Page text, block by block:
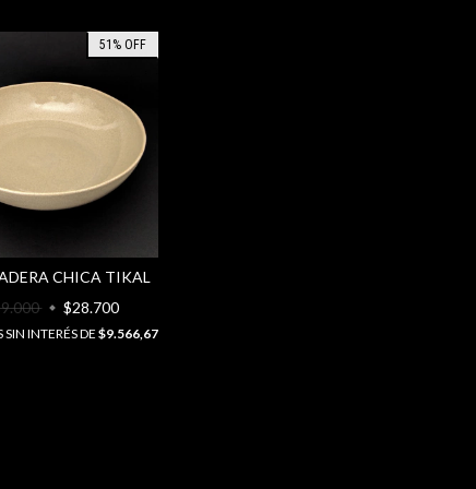
51 % OFF
CHICA TIKAL
$28.700
SIN INTERÉS DE $9.566,67